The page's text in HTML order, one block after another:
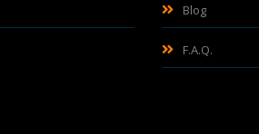
Blog
F.A.Q.